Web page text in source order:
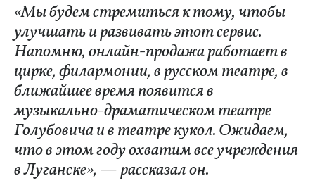
«Мы будем стремиться к тому, чтобы
улучшать и развивать этот сервис.
Напомню, онлайн-продажа работает в
цирке, филармонии, в русском театре, в
ближайшее время появится в
музыкально-драматическом театре
Голубовича и в театре кукол. Ожидаем,
что в этом году охватим все учреждения
в Луганске», — рассказал он.